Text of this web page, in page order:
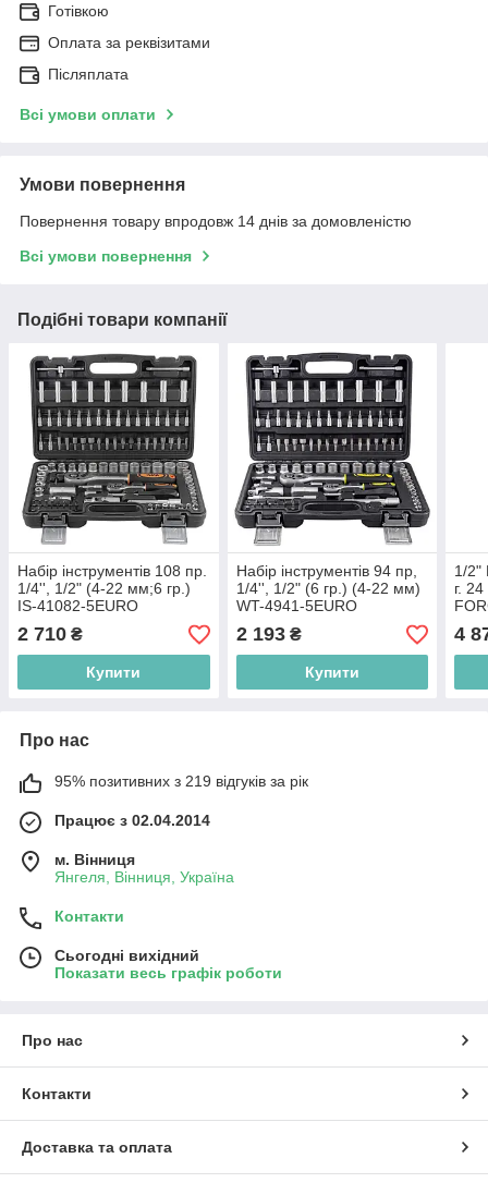
Готівкою
Оплата за реквізитами
Післяплата
Всі умови оплати
Умови повернення
Повернення товару впродовж 14 днів за домовленістю
Всі умови повернення
Подібні товари компанії
Набір інструментів 108 пр.
1/4'', 1/2" (4-22 мм;6 гр.)
IS-41082-5EURO
2 710 ₴
Купити
Набір інструментів 94 пр,
1/4'', 1/2" (6 гр.) (4-22 мм)
WT-4941-5EURO
2 193₴
Купити
1/2"
г.
4
Про нас
95% позитивних з 219 відгуків за рік
Працює з 02.04.2014
м. Вінниця
Янгеля, Вінниця, Україна
Контакти
Сьогодні вихідний
Показати весь графік роботи
Про нас
Контакти
Доставка та оплата